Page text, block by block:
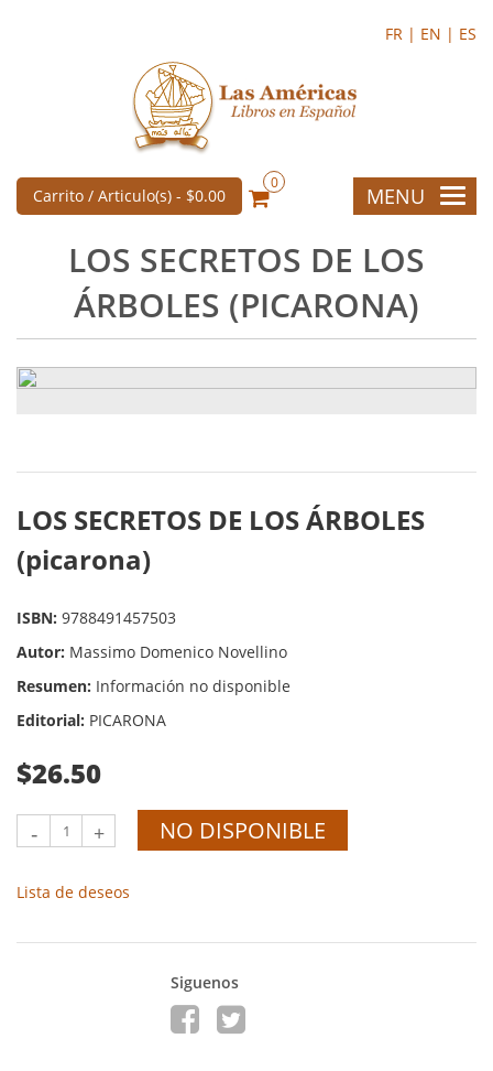
FR | EN | ES
Carrito / Articulo(s) - $0.00
0
MENU
LOS SECRETOS DE LOS
ÁRBOLES (PICARONA)
LOS SECRETOS DE LOS ÁRBOLES
(picarona)
ISBN: 9788491457503
Autor: Massimo Domenico Novellino
Resumen: Información no disponible
Editorial: PICARONA
$26.50
- + NO DISPONIBLE
Lista de deseos
Siguenos